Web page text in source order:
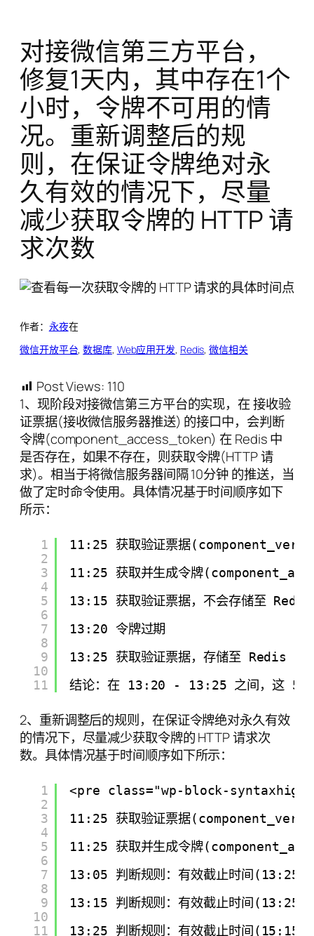
对接微信第三方平台，
修复1天内，其中存在1个
小时，令牌不可用的情
况。重新调整后的规
则，在保证令牌绝对永
久有效的情况下，尽量
减少获取令牌的 HTTP 请
求次数
作者： 永夜在
微信开放平台, 数据库, Web应用开发, Redis, 微信相关
Post Views: 110
1、现阶段对接微信第三方平台的实现，在 接收验
证票据(接收微信服务器推送) 的接口中，会判断
令牌(component_access_token) 在 Redis 中
是否存在，如果不存在，则获取令牌(HTTP 请
求)。相当于将微信服务器间隔 10分钟 的推送，当
做了定时命令使用。具体情况基于时间顺序如下
所示：
1
2
3
4
5
6
7
8
9
10
11
11:25 获取验证票据
11:25 获取并生成令牌
13:15 获取验证票据，不会存储至 Redis
13:20 令牌过期
13:25 获取验证票据，存储至 Redis
结论：在 13:20 - 13:25 之间，这 5 分
2、重新调整后的规则，在保证令牌绝对永久有效
的情况下，尽量减少获取令牌的 HTTP 请求次
数。具体情况基于时间顺序如下所示：
1
2
3
4
5
6
7
8
9
10
11
<pre class="wp-block-
11:25 获取验证票据
11:25 获取并生成令牌
13:05 判断规则：有效截止时间
13:15 判断规则：有效截止时间(13:25)
13:25 判断规则：有效截止时间